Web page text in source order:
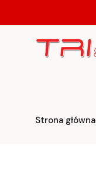
Strona główna